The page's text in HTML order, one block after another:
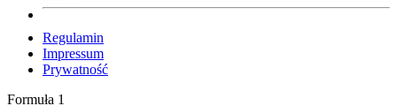
Regulamin
Impressum
Prywatność
Formuła 1